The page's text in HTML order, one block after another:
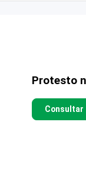
Protesto
Consultar